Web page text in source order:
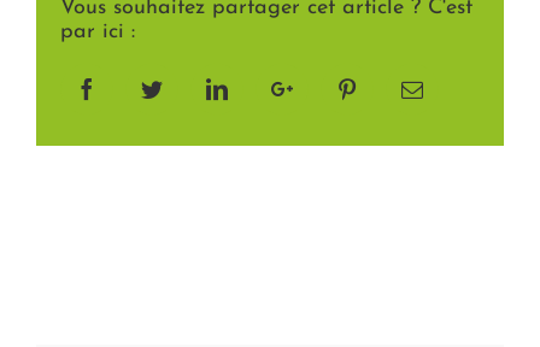
Vous souhaitez partager cet article ? C'est
par ici :
FacebookTwitterLinkedInGoogle+ PinterestEmail